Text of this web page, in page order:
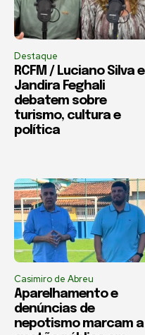
Destaque
RCFM / Luciano Silva e
Jandira Feghali
debatem sobre
turismo, cultura e
política
Casimiro de Abreu
Aparelhamento e
denúncias de
nepotismo marcam a